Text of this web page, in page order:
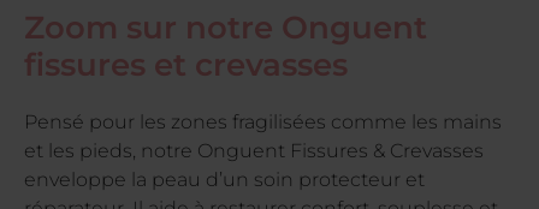
Zoom sur notre Onguent
fissures et crevasses
Pensé pour les zones fragilisées comme les mains
et les pieds, notre Onguent Fissures & Crevasses
enveloppe la peau d’un soin protecteur et